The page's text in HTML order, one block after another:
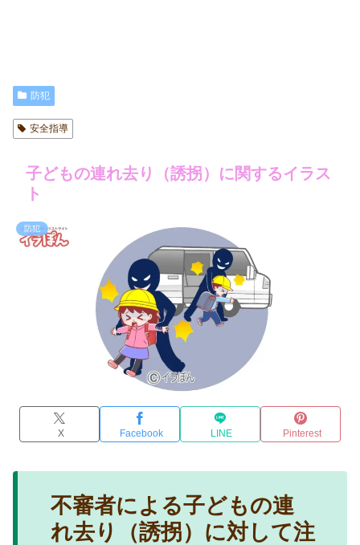
防犯
安全指導
子どもの連れ去り（誘拐）に関するイラス
ト
防犯
X Facebook LINE Pinterest
不審者による子どもの連
れ去り（誘拐）に対して注